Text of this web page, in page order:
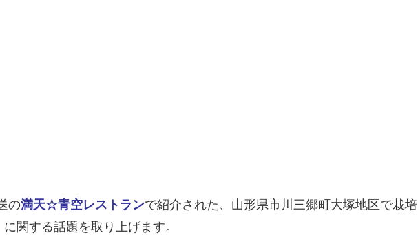
の満天☆青空レストランで紹介された、山形県市川三郷町大塚地区で栽培
に関する話題を取り上げます。